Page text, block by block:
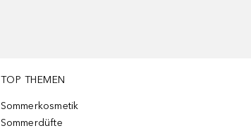
TOP THEMEN
Sommerkosmetik
Sommerdüfte